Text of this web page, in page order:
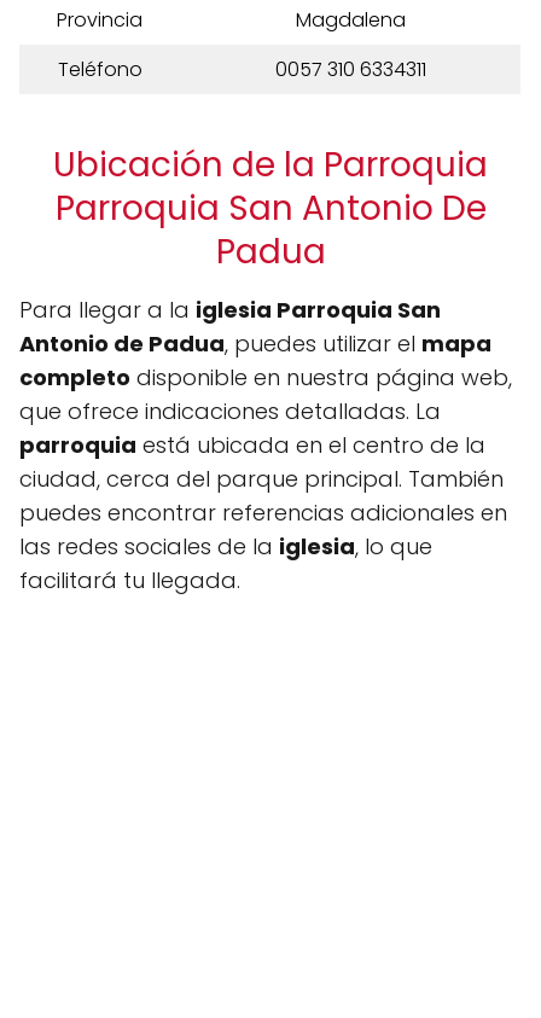
Provincia
Magdalena
Teléfono
0057 310 6334311
Ubicación de la Parroquia
Parroquia San Antonio De
Padua
Para llegar a la iglesia Parroquia San
Antonio de Padua, puedes utilizar el mapa
completo disponible en nuestra página web,
que ofrece indicaciones detalladas. La
parroquia está ubicada en el centro de la
ciudad, cerca del parque principal. También
puedes encontrar referencias adicionales en
las redes sociales de la iglesia, lo que
facilitará tu llegada.